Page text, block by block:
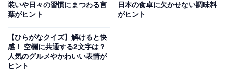
正解を見る
装いや日々の習慣にまつわる言
葉がヒント
日本の食卓に欠かせない調味料
がヒント
【ひらがなクイズ】解けると快
感！ 空欄に共通する2文字は？
人気のグルメやかわいい表情が
ヒント